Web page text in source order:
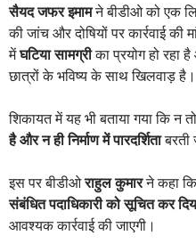
सैयद जफर इमामने बीडीओ को एक
की जांच और दोषियों पर कार्रवाई की
मेंघटिया सामग्रीका प्रयोग हो रहा
छात्रों के भविष्य के साथ खिलवाड़ है।
शिकायत में यह भी बताया गया कि न
है और न ही निर्माण में पारदर्शिताबरती
इस पर बीडीओराहुल कुमारने कहा
संबंधित पदाधिकारी को सूचित कर
आवश्यक कार्रवाई की जाएगी।